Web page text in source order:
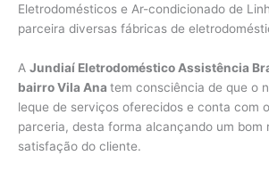
Eletrodomésticos e Ar-condicionado de
parceira diversas fábricas de
A Jundiaí Eletrodoméstico Assistência
bairro Vila Ana tem consciência de que o
leque de serviços oferecidos e conta com
parceria, desta forma alcançando um bom
satisfação do cliente.